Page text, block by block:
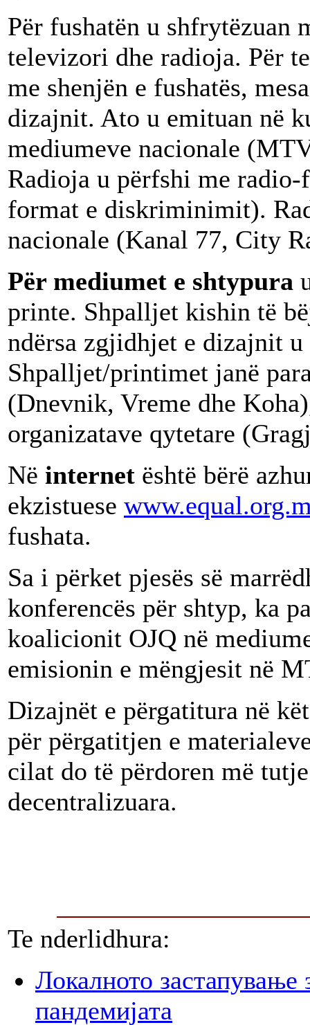
Për fushatën u shfrytëzuan
televizori dhe radioja. Për
me shenjën e fushatës,
dizajnit. Ato u emituan në
mediumeve nacionale
Radioja u përfshi me
format e diskriminimit).
nacionale (Kanal 77, City
Për mediumet e shtypura
printe. Shpalljet kishin të
ndërsa zgjidhjet e dizajnit
Shpalljet/printimet janë
(Dnevnik, Vreme dhe
organizatave qytetare
Në internet është bërë
ekzistuese
fushata.
Sa i përket pjesës së
konferencës për shtyp, ka
koalicionit OJQ në
emisionin e mëngjesit në
Dizajnët e përgatitura në
për përgatitjen e
cilat do të përdoren më
decentralizuara.
Te nderlidhura:
Локалното застапување
пандемијата